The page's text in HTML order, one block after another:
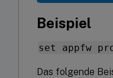
Beispiel
set appfw
Das folgende